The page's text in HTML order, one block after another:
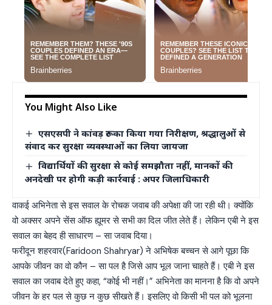
You Might Also Like
एसएसपी ने कांवड़ रूट का किया गया निरीक्षण, श्रद्धालुओं से
संवाद कर सुरक्षा व्यवस्थाओं का लिया जायजा
विद्यार्थियों की सुरक्षा से कोई समझौता नहीं, मानकों की
अनदेखी पर होगी कड़ी कार्रवाई : अपर जिलाधिकारी
वाकई अभिनेता से इस सवाल के रोचक जवाब की अपेक्षा की जा रही थी। क्योंकि
वो अक्सर अपने सेंस ऑफ ह्यूमर से सभी का दिल जीत लेते हैं। लेकिन एबी ने इस
सवाल का बेहद ही साधारण – सा जवाब दिया।
फरीदून शहरवार(Faridoon Shahryar) ने अभिषेक बच्चन से आगे पूछा कि
आपके जीवन का वो कौन – सा पल है जिसे आप भूल जाना चाहते हैं। एबी ने इस
सवाल का जवाब देते हुए कहा, “कोई भी नहीं।” अभिनेता का मानना है कि वो अपने
जीवन के हर पल से कुछ न कुछ सीखते हैं। इसलिए वो किसी भी पल को भूलना